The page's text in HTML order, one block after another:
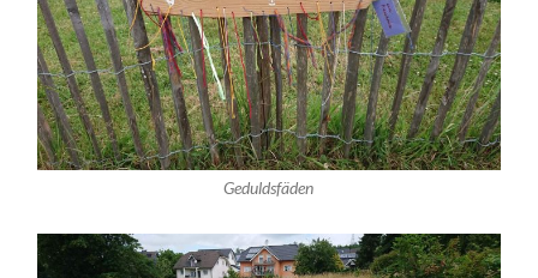
Geduldsfäden